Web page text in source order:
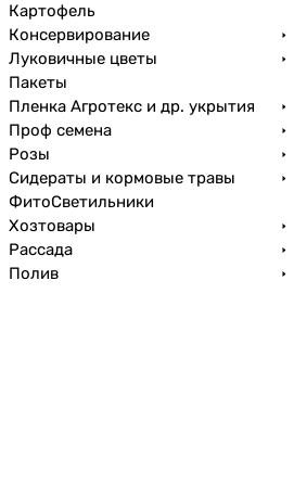
Картофель
Консервирование
Луковичные цветы
Пакеты
Пленка Агротекс и др. укрытия
Проф семена
Розы
Сидераты и кормовые травы
ФитоСветильники
Хозтовары
Рассада
Полив